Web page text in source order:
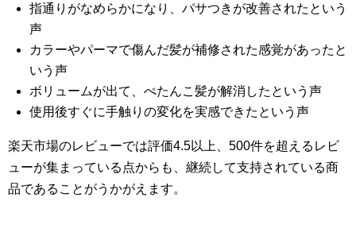
指通りがなめらかになり、パサつきが改善されたという
声
カラーやパーマで傷んだ髪が補修された感覚があったと
いう声
ボリュームが出て、ぺたんこ髪が解消したという声
使用後すぐに手触りの変化を実感できたという声
楽天市場のレビューでは評価4.5以上、500件を超えるレビ
ューが集まっている点からも、継続して支持されている商
品であることがうかがえます。